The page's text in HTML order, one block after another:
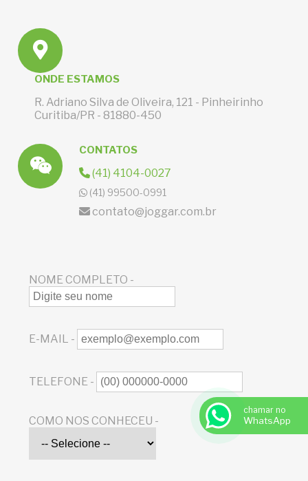
ONDE ESTAMOS
R. Adriano Silva de Oliveira, 121 - Pinheirinho
Curitiba/PR - 81880-450
CONTATOS
(41) 4104-0027
(41) 99500-0991
contato@joggar.com.br
NOME COMPLETO -
E-MAIL -
TELEFONE -
COMO NOS CONHECEU -
chamar no
WhatsApp